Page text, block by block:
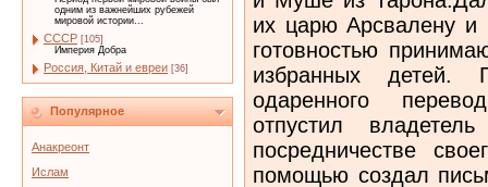
одним из важнейших рубежей
мировой истории...
СССР [105]
Империя Добра
Россия, Китай и евреи [36]
Популярное
Анакреонт
Ислам
их царю Арсвалену и
готовностью
избранных детей.
одаренного
отпустил
посредничестве
помощью создал